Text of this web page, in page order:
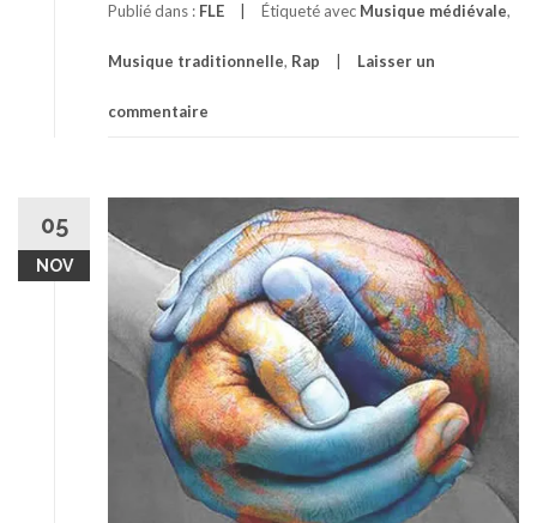
Publié dans : FLE Étiqueté avec Musique médiévale,
Musique traditionnelle, Rap Laisser un
commentaire
05
NOV